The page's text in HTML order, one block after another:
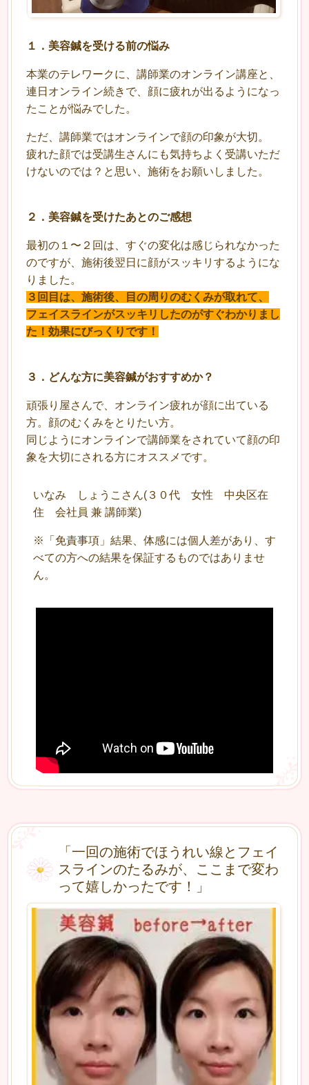
１ ． 美容鍼を受ける前の悩み
本業のテレワークに、講師業のオンライン講座と、
連日オンライン続きで、顔に疲れが出るようになっ
たことが悩みでした。
ただ、講師業ではオンラインで顔の印象が大切。
疲れた顔では受講生さんにも気持ちよく受講いただ
けないのでは？と思い、施術をお願いしました。
２ ． 美容鍼を受けたあとのご感想
最初の１〜２回は、すぐの変化は感じられなかった
のですが、施術後翌日に顔がスッキリするようにな
りました。
３回目は、施術後、目の周りのむくみが取れて、
フェイスラインがスッキリしたのがすぐわかりまし
た！ 効果にびっくりです！
３ ． どんな方に美容鍼がおすすめか？
頑張り屋さんで、オンライン疲れが顔に出ている
方。顔のむくみをとりたい方。
同じようにオンラインで講師業をされていて顔の印
象を大切にされる方にオススメです。
いなみ しょうこさん(３０代 女性 中央区在
住 会社員 兼 講師業)
※「免責事項」結果、体感には個人差があり、す
べての方への結果を保証するものではありませ
ん。
「一回の施術でほうれい線とフェイ
スラインのたるみが、ここまで変わ
って嬉しかったです！」